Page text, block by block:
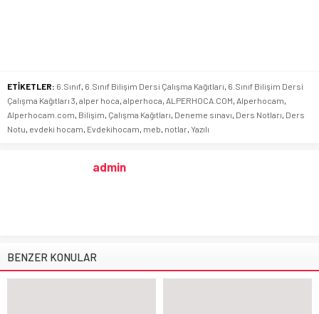
ETİKETLER: 6.Sınıf 6.Sınıf Bilişim Dersi Çalışma Kağıtları 6.Sınıf Bilişim Dersi
Çalışma Kağıtları 3 alper hoca alperhoca ALPERHOCA.COM Alperhocam
Alperhocam.com Bilişim Çalışma Kağıtları Deneme sınavı Ders Notları Ders
Notu evdeki hocam Evdekihocam meb notlar Yazılı
admin
BENZER KONULAR